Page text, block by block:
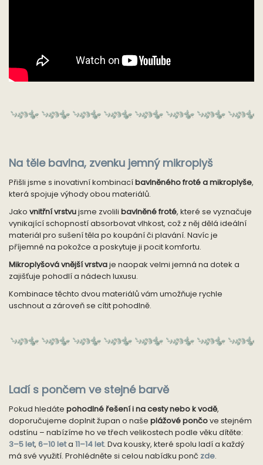
Na těle bavlna, zvenku jemný mikroplyš
Přišli jsme s inovativní kombinacíbavlněného froté a mikroplyše,
která spojuje výhody obou materiálů.
Jako vnitřní vrstvujsme zvolili bavlněné froté, které se vyznačuje
vynikající schopností absorbovat vlhkost, což z něj dělá ideální
materiál pro sušení těla po koupání či plavání. Navíc je
příjemné na pokožce a poskytuje ji pocit komfortu.
Mikroplyšová vnější vrstvaje naopak velmi jemná na dotek a
zajišťuje pohodlí a nádech luxusu.
Kombinace těchto dvou materiálů vám umožňuje rychle
uschnout a zároveň se cítit pohodlně.
Ladí s pončem ve stejné barvě
Pokud hledáte pohodlné řešení i na cesty nebo k vodě,
doporučujeme doplnit župan o naše plážové pončove stejném
odstínu – nabízíme ho ve třech velikostech podle věku dítěte:
3–5 let, 6–10 leta 11–14 let. Dva kousky, které spolu ladí a každý
má své využití. Prohlédněte si celou nabídku ponč zde.